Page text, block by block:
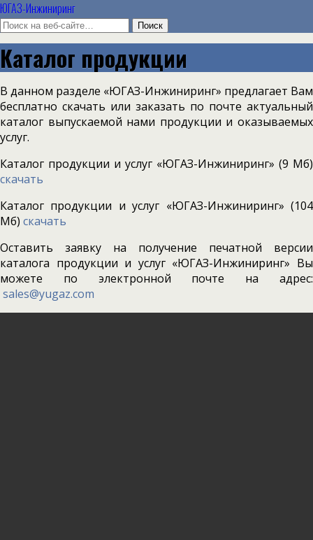
ЮГАЗ-Инжиниринг
Каталог продукции
В данном разделе «ЮГАЗ-Инжиниринг» предлагает Вам
бесплатно скачать или заказать по почте актуальный
каталог выпускаемой нами продукции и оказываемых
услуг.
Каталог продукции и услуг «ЮГАЗ-Инжиниринг» (9 Мб)
скачать
Каталог продукции и услуг «ЮГАЗ-Инжиниринг» (104
Мб) скачать
Оставить заявку на получение печатной версии
каталога продукции и услуг «ЮГАЗ-Инжиниринг» Вы
можете по электронной почте на адрес:
sales@yugaz.com